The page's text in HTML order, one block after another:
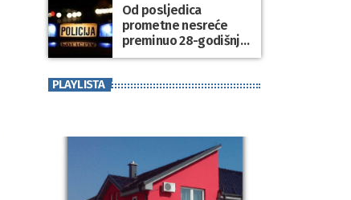
Od posljedica
prometne nesreće
preminuo 28-godišnji
putnik
PLAYLISTA